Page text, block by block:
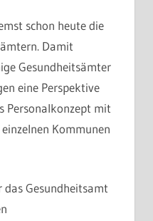
schon heute die
Damit
Gesundheitsämter
eine Perspektive
Personalkonzept mit
Kommunen
Gesundheitsamt